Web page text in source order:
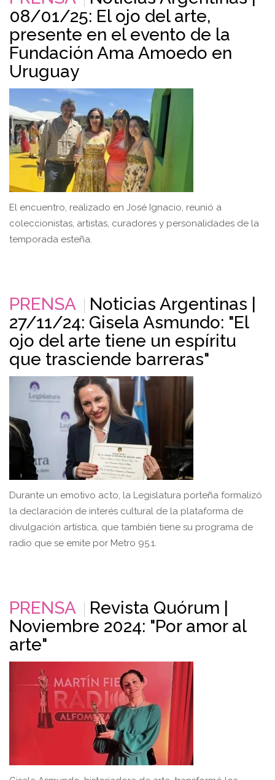
08/01/25: El ojo del arte,
presente en el evento de la
Fundación Ama Amoedo en
Uruguay
El encuentro, realizado en José Ignacio, reunió a
coleccionistas, artistas, curadores y personalidades de la
temporada esteña.
PRENSA
Noticias Argentinas |
27/11/24: Gisela Asmundo: "El
ojo del arte tiene un espíritu
que trasciende barreras"
Durante un emotivo acto, la Legislatura porteña formalizó
la declaración de interés cultural de la plataforma de
divulgación artística, que también tiene su programa de
radio que se emite por Metro 95.1.
PRENSA
Revista Quórum |
Noviembre 2024: "Por amor al
arte"